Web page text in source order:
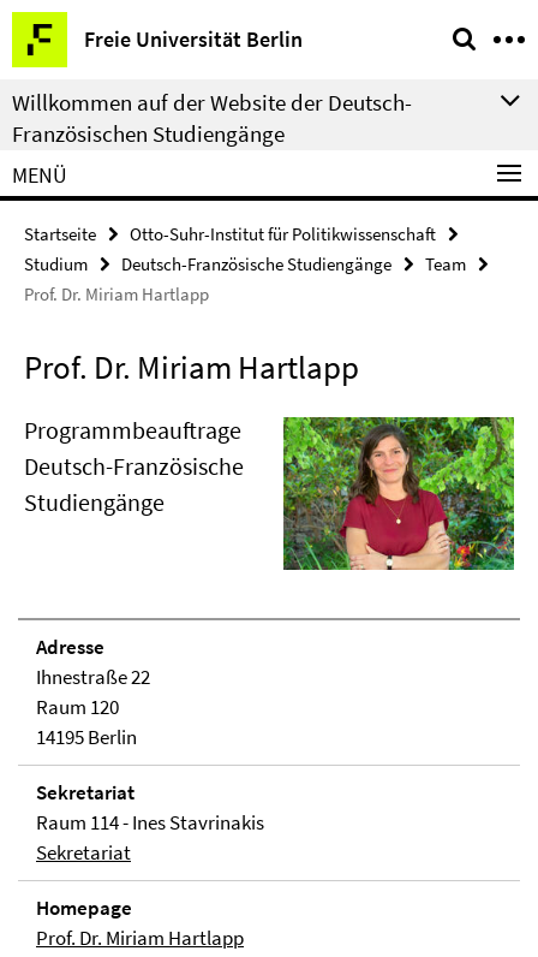
Springe
direkt
zu
Inhalt
Freie Universität Berlin
Service-
Navigation
Willkommen auf der Website der Deutsch-
Französischen Studiengänge
MENÜ
Startseite
Otto-Suhr-Institut für Politikwissenschaft
Studium
Deutsch-Französische Studiengänge
Team
Prof. Dr. Miriam Hartlapp
Prof. Dr. Miriam Hartlapp
Programmbeauftrage
Deutsch-Französische
Studiengänge
Adresse
Ihnestraße 22
Raum 120
14195 Berlin
Sekretariat
Raum 114 - Ines Stavrinakis
Sekretariat
Homepage
Prof. Dr. Miriam Hartlapp